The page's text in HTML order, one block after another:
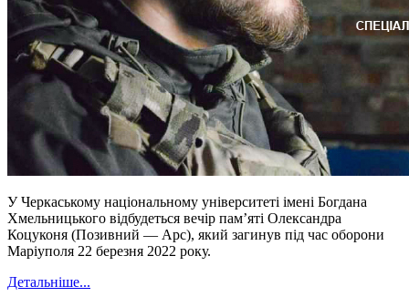
У Черкаському національному університеті імені Богдана
Хмельницького відбудеться вечір пам’яті Олександра
Коцуконя (Позивний — Арс), який загинув під час оборони
Маріуполя 22 березня 2022 року.
Детальніше...